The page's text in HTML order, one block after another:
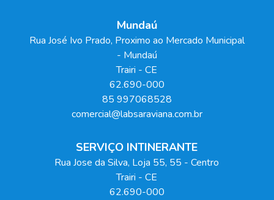
Mundaú
Rua José Ivo Prado, Proximo ao Mercado Municipal
- Mundaú
Trairi -CE
62.690-000
85 997068528
comercial@labsaraviana.com.br
SERVIÇO INTINERANTE
Rua Jose da Silva, Loja 55, 55 - Centro
Trairi -CE
62.690-000